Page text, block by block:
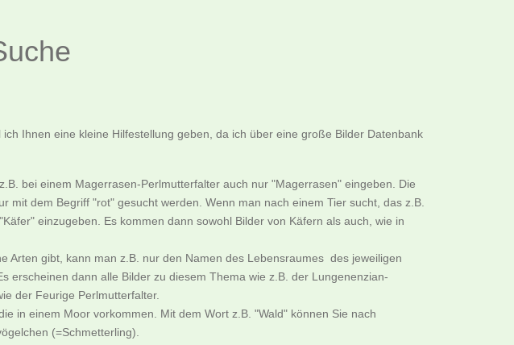
Ihnen eine kleine Hilfestellung geben, da ich über eine große Bilder Datenbank
bei einem Magerrasen-Perlmutterfalter auch nur "Magerrasen" eingeben. Die
mit dem Begriff "rot" gesucht werden. Wenn man nach einem Tier sucht, das z.B.
einzugeben. Es kommen dann sowohl Bilder von Käfern als auch, wie in
Arten gibt, kann man z.B. nur den Namen des Lebensraumes des jeweiligen
erscheinen dann alle Bilder zu diesem Thema wie z.B. der Lungenenzian-
der Feurige Perlmutterfalter.
in einem Moor vorkommen. Mit dem Wort z.B. "Wald" können Sie nach
(=Schmetterling).